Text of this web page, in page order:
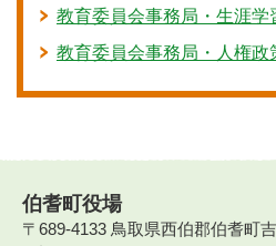
教育委員会事務局・生涯学
教育委員会事務局・人権政
伯耆町役場
〒689-4133 鳥取県西伯郡伯耆町